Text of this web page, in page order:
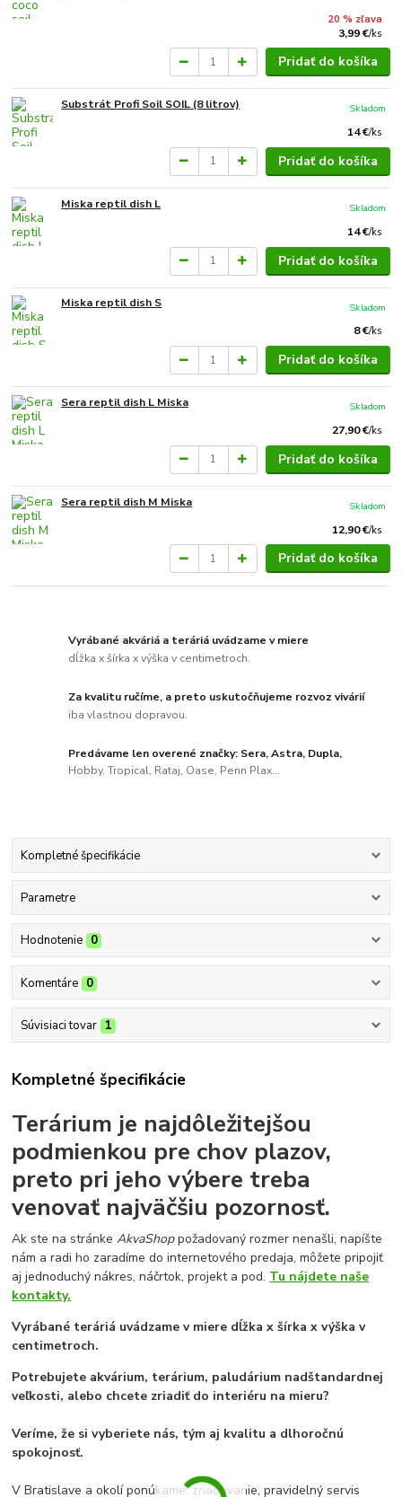
20 % zľava
3,99 €/ks
Pridať do košíka
Substrát Profi Soil SOIL (8 litrov)
14 €/ks
Skladom
Pridať do košíka
Miska reptil dish L
14 €/ks
Skladom
Pridať do košíka
Miska reptil dish S
8 €/ks
Skladom
Pridať do košíka
Sera reptil dish L Miska
27,90 €/ks
Skladom
Pridať do košíka
Sera reptil dish M Miska
12,90 €/ks
Skladom
Pridať do košíka
Vyrábané akváriá a teráriá uvádzame v miere
dĺžka x šírka x výška v centimetroch.
Za kvalitu ručíme, a preto uskutočňujeme rozvoz vivárií
iba vlastnou dopravou.
Predávame len overené značky: Sera, Astra, Dupla,
Hobby, Tropical, Rataj, Oase, Penn Plax...
Kompletné špecifikácie
Parametre
Hodnotenie 0
Komentáre 0
Súvisiaci tovar 1
Kompletné špecifikácie
Terárium je najdôležitejšou
podmienkou pre chov plazov,
preto pri jeho výbere treba
venovať najväčšiu pozornosť.
Ak ste na stránkeAkvaShoppožadovaný rozmer nenašli, napíšte
nám a radi ho zaradíme do internetového predaja, môžete pripojiť
aj jednoduchý nákres, náčrtok, projekt a pod. Tu nájdete naše
kontakty.
Vyrábané teráriá uvádzame v miere dĺžka x šírka x výška v
centimetroch.
Potrebujete akvárium, terárium, paludárium nadštandardnej
veľkosti, alebo chcete zriadiť do interiéru na mieru?
Veríme, že si vyberiete nás, tým aj kvalitu a dlhoročnú
spokojnosť.
V Bratislave a okolí ponúkame: zriaďovanie, pravidelný servis